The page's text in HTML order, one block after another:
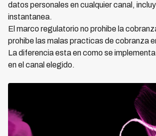
datos personales en cualquier canal,
instantanea.
El marco regulatorio no prohibe la
prohibe las malas practicas de cobranza
La diferencia esta en como se
en el canal elegido.